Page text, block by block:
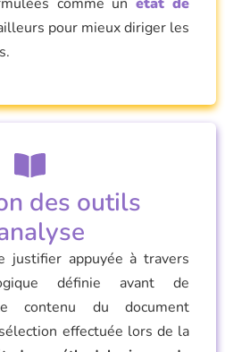
pour mieux diriger les
des outils
justifier appuyée à travers
définie avant de
contenu du document
effectuée lors de la